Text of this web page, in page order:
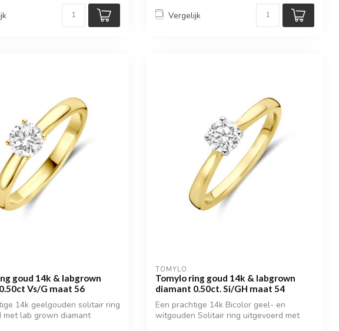
Vergelijk
goud 14k & labgrown
Vs/G maat 56
14k geelgouden solitair ring
met lab grown diamant
TOMYLO
Tomylo ring goud 14k & labgrown
diamant 0.50ct. Si/GH maat 54
Een prachtige 14k Bicolor geel- en
witgouden Solitair ring uitgevoerd met